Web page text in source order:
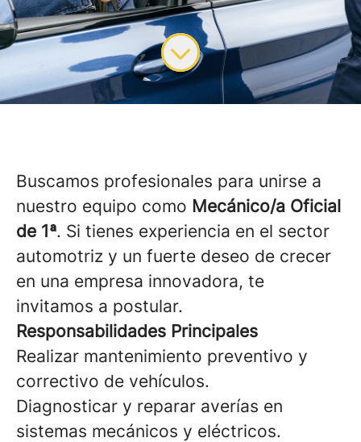
Buscamos profesionales para unirse a
nuestro equipo como Mecánico/a Oficial
de 1ª. Si tienes experiencia en el sector
automotriz y un fuerte deseo de crecer
en una empresa innovadora, te
invitamos a postular.
Responsabilidades Principales
Realizar mantenimiento preventivo y
correctivo de vehículos.
Diagnosticar y reparar averías en
sistemas mecánicos y eléctricos.